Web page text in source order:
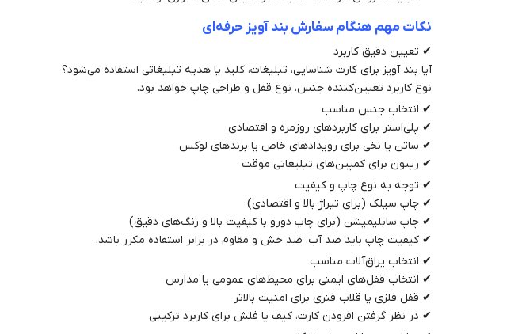
نکات مهم هنگام سفارش بند آویز حرفه‌ای
✔ تعیین دقیق کاربرد
آیا بند آویز برای کارت شناسایی، تبلیغات، کلید یا هدیه تبلیغاتی استفاده می‌شود؟
نوع کاربرد تعیین‌کننده جنس، نوع قفل و طراحی چاپ خواهد بود.
✔ انتخاب جنس مناسب
✔ پلی‌استر برای کاربردهای روزمره و اقتصادی
✔ ساتن یا نخی برای رویدادهای خاص یا برندهای لوکس
✔ ریبون برای کمپین‌های تبلیغاتی موقت
✔ توجه به نوع چاپ و کیفیت
✔ چاپ سیلک (برای تیراژ بالا و اقتصادی)
✔ چاپ سابلیمیشن (برای چاپ دورو با کیفیت بالا و رنگ‌های دقیق)
✔ کیفیت چاپ باید ضد آب، ضد خش و مقاوم در برابر استفاده مکرر باشد.
✔ انتخاب یراق‌آلات مناسب
✔ انتخاب قفل‌های ایمنی برای محیط‌های عمومی یا مدارس
✔ قفل فلزی یا قلاب فنری برای امنیت بالاتر
✔ در نظر گرفتن افزودن کارت، کیف یا فلش برای کاربرد ترکیبی